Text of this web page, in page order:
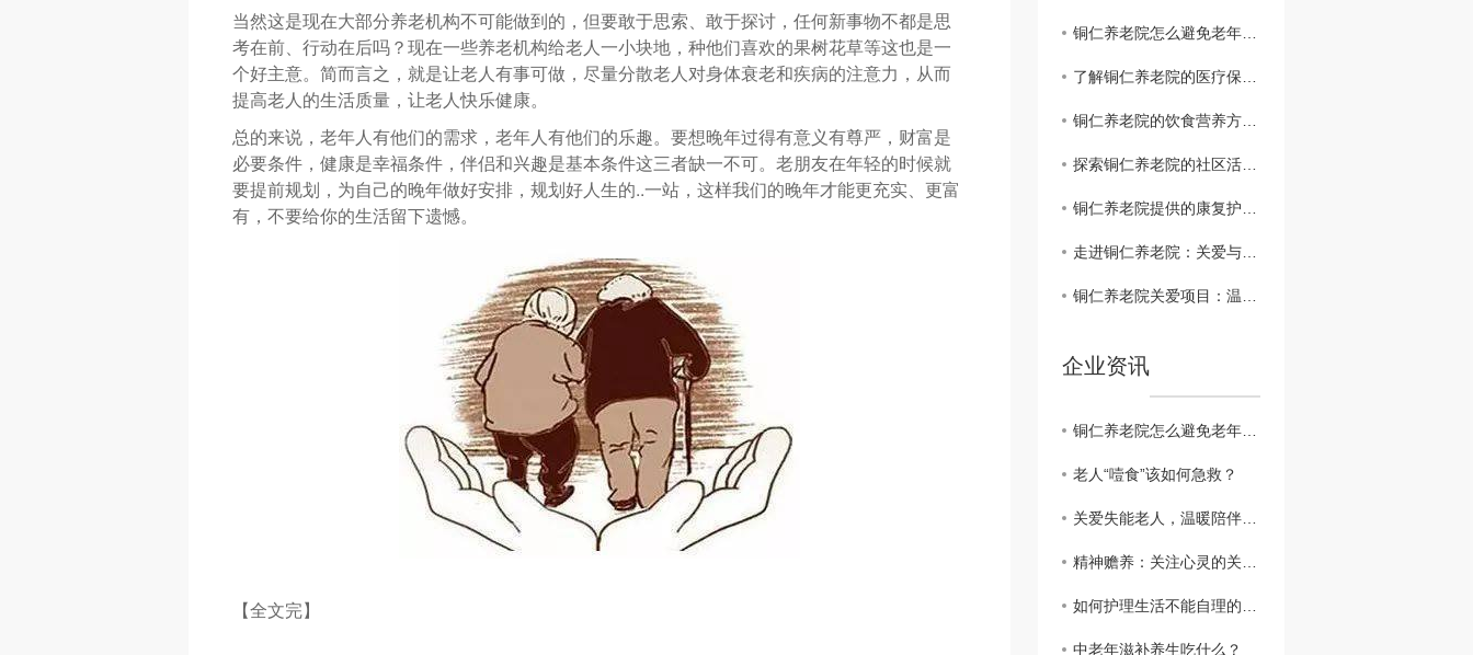
当然这是现在大部分养老机构不可能做到的，但要敢于思索、敢于探讨，任何新事物不都是思
考在前、行动在后吗？现在一些养老机构给老人一小块地，种他们喜欢的果树花草等这也是一
个好主意。简而言之，就是让老人有事可做，尽量分散老人对身体衰老和疾病的注意力，从而
提高老人的生活质量，让老人快乐健康。
总的来说，老年人有他们的需求，老年人有他们的乐趣。要想晚年过得有意义有尊严，财富是
必要条件，健康是幸福条件，伴侣和兴趣是基本条件这三者缺一不可。老朋友在年轻的时候就
要提前规划，为自己的晚年做好安排，规划好人生的..一站，这样我们的晚年才能更充实、更富
有，不要给你的生活留下遗憾。
【全文完】
铜仁养老院怎么避免老年人的孤单？
了解铜仁养老院的医疗保健及紧急救援措施
铜仁养老院的饮食营养方案及健康管理策略
探索铜仁养老院的社区活动和生活氛围
铜仁养老院提供的康复护理服务详细介绍
走进铜仁养老院：关爱与温馨并存
铜仁养老院关爱项目：温情服务下的关怀之旅
企业资讯
铜仁养老院怎么避免老年人的孤单？
老人“噎食”该如何急救？
关爱失能老人，温暖陪伴从细节开始
精神赡养：关注心灵的关怀与支持
如何护理生活不能自理的老人
中老年滋补养生吃什么？